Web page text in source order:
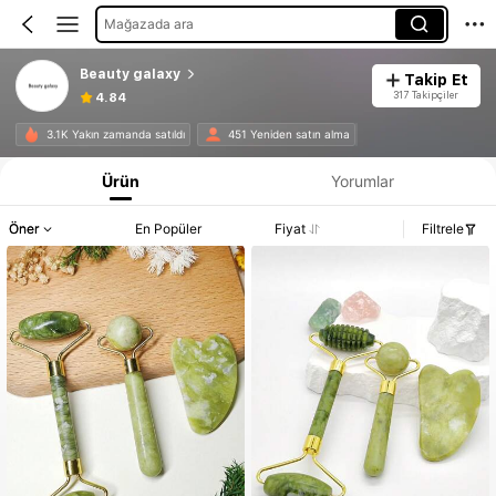
Mağazada ara
Beauty galaxy
4.84
Takip Et
317 Takipçiler
3.1K Yakın zamanda satıldı 451 Yeniden satın alma
Ürün Yorumlar
Öner En Popüler Fiyat Filtrele